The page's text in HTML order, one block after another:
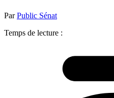
ParPublic Sénat
Temps de lecture :